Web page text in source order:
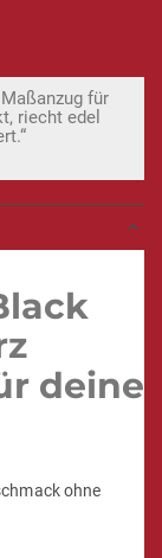
für
riecht edel
deine
ohne